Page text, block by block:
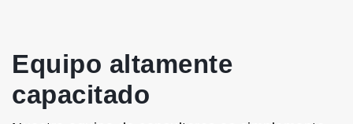
Equipo altamente
capacitado